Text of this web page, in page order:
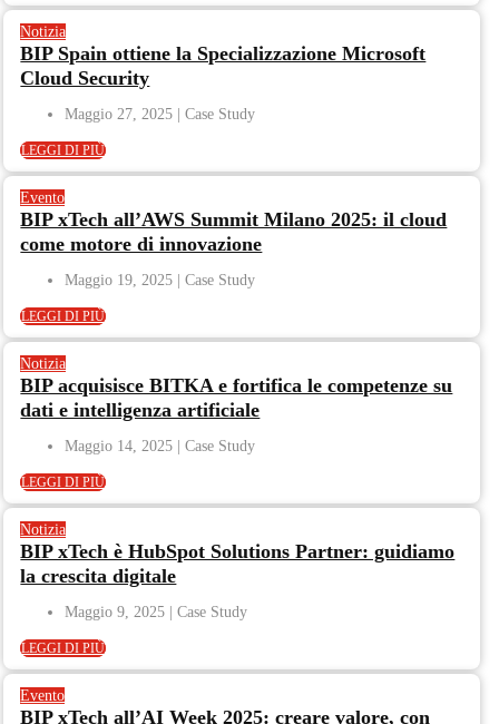
Notizia
BIP Spain ottiene la Specializzazione Microsoft
Cloud Security
Maggio 27, 2025
LEGGI DI PIÙ
Evento
BIP xTech all’AWS Summit Milano 2025: il cloud
come motore di innovazione
Maggio 19, 2025
LEGGI DI PIÙ
Notizia
BIP acquisisce BITKA e fortifica le competenze su
dati e intelligenza artificiale
Maggio 14, 2025
LEGGI DI PIÙ
Notizia
BIP xTech è HubSpot Solutions Partner: guidiamo
la crescita digitale
Maggio 9, 2025
LEGGI DI PIÙ
Evento
BIP xTech all’AI Week 2025: creare valore, con